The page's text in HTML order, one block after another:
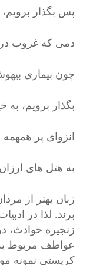
پس بگذار
دمی که غروب
چون بیماری
بگذار برویم، به
انزوای پر
به هتل های
زنان بهتر از
برند. لذا در
زنجیره حوادث،
عواطف مربوط به
کریستی نمونه